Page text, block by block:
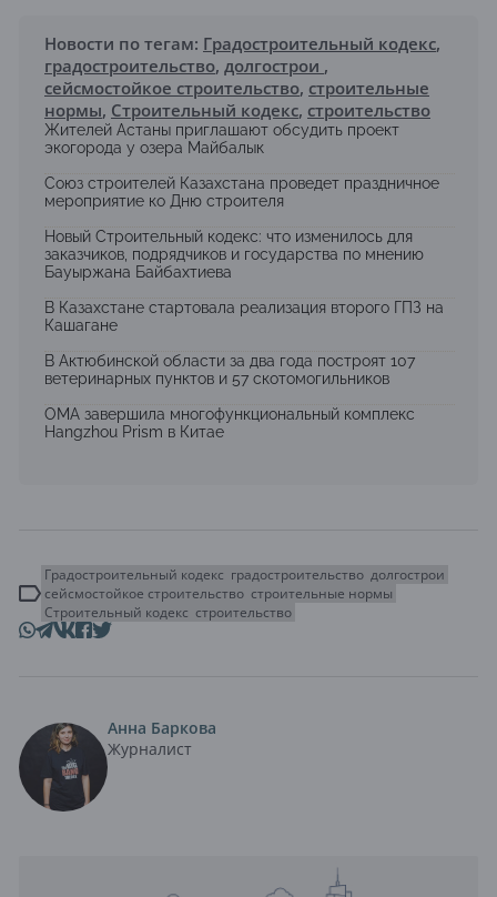
Новости по тегам: Градостроительный кодекс,
градостроительство, долгострои ,
сейсмостойкое строительство, строительные
нормы, Строительный кодекс, строительство
Жителей Астаны приглашают обсудить проект
экогорода у озера Майбалык
Союз строителей Казахстана проведет праздничное
мероприятие ко Дню строителя
Новый Строительный кодекс: что изменилось для
заказчиков, подрядчиков и государства по мнению
Бауыржана Байбахтиева
В Казахстане стартовала реализация второго ГПЗ на
Кашагане
В Актюбинской области за два года построят 107
ветеринарных пунктов и 57 скотомогильников
OMA завершила многофункциональный комплекс
Hangzhou Prism в Китае
Градостроительный кодекс градостроительство долгострои
сейсмостойкое строительство строительные нормы
Строительный кодекс строительство
Анна Баркова
Журналист